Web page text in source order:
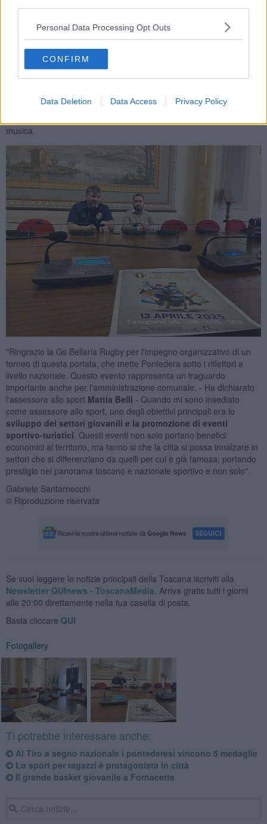
Personal Data Processing Opt Outs
CONFIRM
Data Deletion Data Access Privacy Policy
lavori, ragazzi delle squadre giovanili di rugby e i genitori, per far si
di dare qualcosa di concreto al Rugby pontederese e che di anno in
anno possa diventare sempre più importante"
La giornata ha inizio alle8di domenica
sportivoBellariae si concluderà alle16. Una giornata quella
messa in piedi dal Comune e dalla Polisportiva Bellaria
essere unica sotto il punto di vista dello sport,ma anche
musica.
"Ringrazio la Gs Bellaria Rugby per l'impegno organizzativo di un
torneo di questa portata, che mette Pontedera sotto i riflettori a
livello nazionale. Questo evento rappresenta un traguardo
importante anche per l'amministrazione comunale. - Ha dichiarato
l'assessore allo sportMattia Belli - Quando mi sono insediato
come assessore allo sport, uno degli obiettivi principali era lo
sviluppo dei settori giovanili e la promozione di eventi
sportivo-turistici . Questi eventi non solo portano benefici
economici al territorio, ma fanno si che la città si possa innalzare in
settori che si differenziano da quelli per cui è già famosa; portando
prestigio nel panorama toscano e nazionale sportivo e non solo".
Gabriele Santarnecchi
© Riproduzione riservata
Se vuoi leggere le notizie principali della Toscana iscriviti alla
Newsletter QUInews - ToscanaMedia. Arriva gratis tutti i giorni
alle 20:00 direttamente nella tua casella di posta.
Basta cliccare QUI
Fotogallery
Ti potrebbe interessare anche:
Al Tiro a segno nazionale i pontederesi vincono 5 medaglie
Lo sport per ragazzi è protagonista in città
Il grande basket giovanile a Fornacette